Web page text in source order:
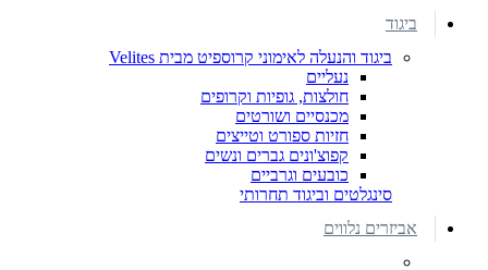
ביגוד
ביגוד והנעלה לאימוני קרוספיט מבית Velites
נעליים
חולצות, גופיות וקרופים
מכנסיים ושורטים
חזיות ספורט וטייצים
קפוצ'ונים גברים ונשים
כובעים וגרביים
סינגלטים וביגוד תחרותי
אביזרים נלווים